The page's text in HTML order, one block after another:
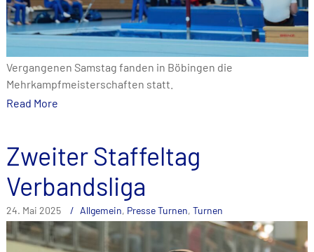
Vergangenen Samstag fanden in Böbingen die
Mehrkampfmeisterschaften statt.
Read More
Zweiter Staffeltag
Verbandsliga
24. Mai 2025 Allgemein, Presse Turnen, Turnen